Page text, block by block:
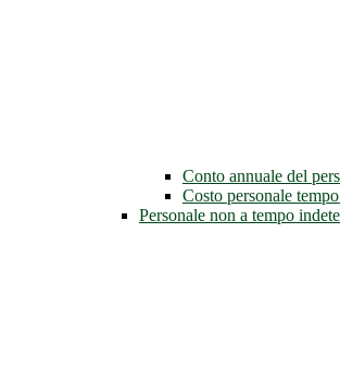
Conto annuale del
Costo personale
Personale non a tempo